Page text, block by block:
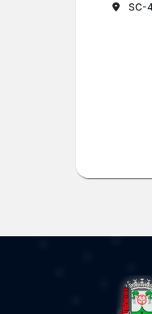
SC-